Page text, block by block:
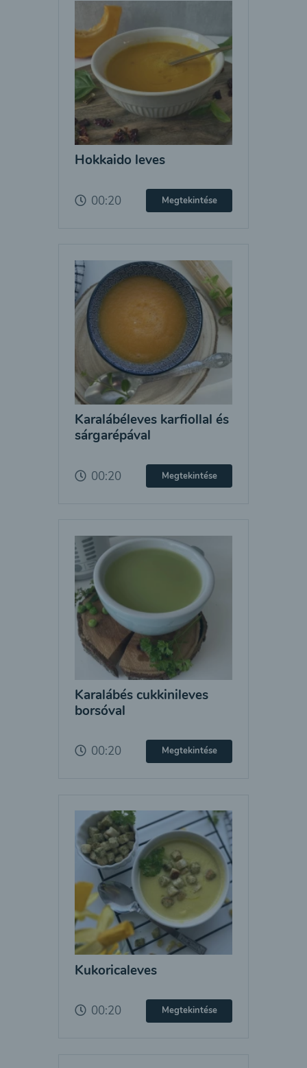
Hokkaido leves
00:20 Megtekintése
Karalábéleves karfiollal és
sárgarépával
00:20 Megtekintése
Karalábés cukkinileves
borsóval
00:20 Megtekintése
Kukoricaleves
00:20 Megtekintése